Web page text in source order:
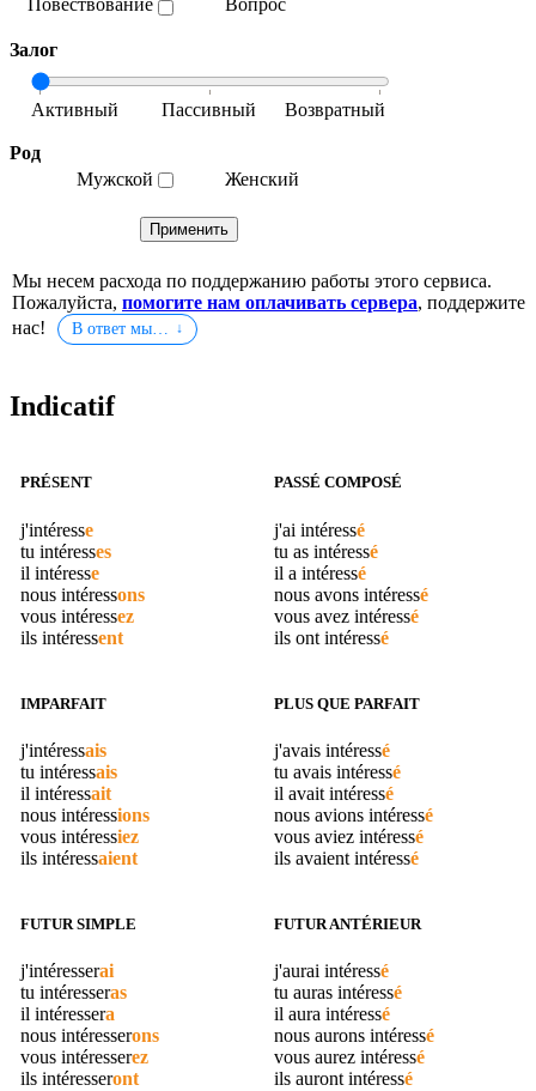
Залог
Род
Мужской
Женский
Мы несем расхода по поддержанию работы этого сервиса.
Пожалуйста, помогите нам оплачивать сервера, поддержите
нас!
В ответ мы…
Indicatif
PRÉSENT
j'intéresse
tu intéresses
il intéresse
nous intéressons
vous intéressez
ils intéressent
PASSÉ COMPOSÉ
j'ai intéressé
tu as intéressé
il a intéressé
nous avons intéressé
vous avez intéressé
ils ont intéressé
IMPARFAIT
j'intéressais
tu intéressais
il intéressait
nous intéressions
vous intéressiez
ils intéressaient
PLUS QUE PARFAIT
j'avais intéressé
tu avais intéressé
il avait intéressé
nous avions intéressé
vous aviez intéressé
ils avaient intéressé
FUTUR SIMPLE
j'intéresserai
tu intéresseras
il intéressera
nous intéresserons
vous intéresserez
ils intéresseront
FUTUR ANTÉRIEUR
j'aurai intéressé
tu auras intéressé
il aura intéressé
nous aurons intéressé
vous aurez intéressé
ils auront intéressé